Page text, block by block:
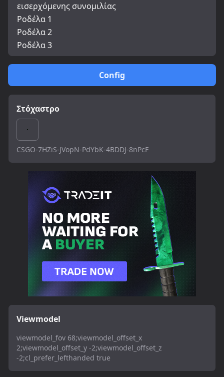
Config
Στόχαστρο
CSGO-7HZiS-JVopN-PdYbK-4BDDJ-8nPcF
Viewmodel
viewmodel_fov 68;viewmodel_offset_x
2;viewmodel_offset_y -2;viewmodel_offset_z
-2;cl_prefer_lefthanded true
εισερχόμενης συνομιλίας
Ροδέλα 1
Ροδέλα 2
Ροδέλα 3